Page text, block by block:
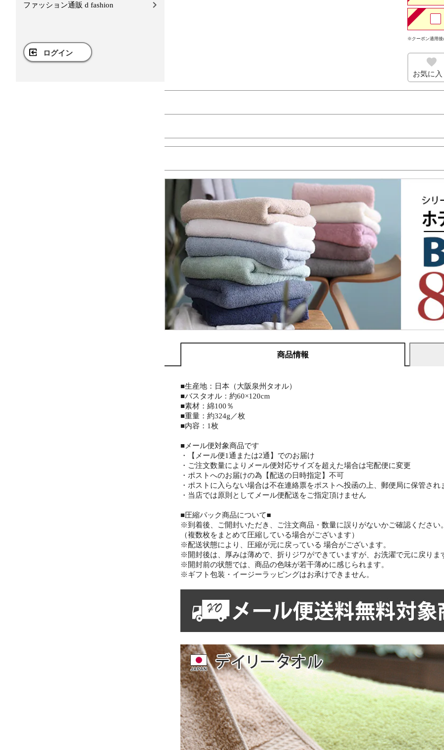
ファッション通販 d fashion
ログイン
※クーポン適用後
お気に入
商品情報
■生産地：日本（大阪泉州タオル）
■バスタオル：約60×120cm
■素材：綿100％
■重量：約324g／枚
■内容：1枚
■メール便対象商品です
・【メール便1通または2通】でのお届け
・ご注文数量によりメール便対応サイズを超えた場合は宅配便に変更
・ポストへのお届けの為【配送の日時指定】不可
・ポストに入らない場合は不在連絡票をポストへ投函の上、郵便局に保管され
・当店では原則としてメール便配送をご指定頂けません
■圧縮パック商品について■
※到着後、ご開封いただき、ご注文商品・数量に誤りがないかご確認ください
（複数枚をまとめて圧縮している場合がございます）
※配送状態により、圧縮が元に戻っている 場合がございます。
※開封後は、厚みは薄めで、折りジワができていますが、お洗濯で元に戻りま
※開封前の状態では、商品の色味が若干薄めに感じられます。
※ギフト包装・イージーラッピングはお承けできません。